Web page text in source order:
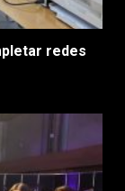
redes